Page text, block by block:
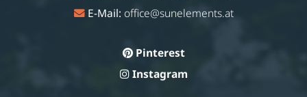
E-Mail: office@sunelements.at
Pinterest
Instagram